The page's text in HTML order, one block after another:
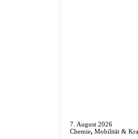
7. August 2026
Chemie, Mobilität &